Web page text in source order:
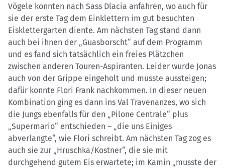
Vögele konnten nach Sass Dlacia anfahren, wo auch für
sie der erste Tag dem Einklettern im gut besuchten
Eisklettergarten diente. Am nächsten Tag stand dann
auch bei ihnen der „Guasborscht“ auf dem Programm
und es fand sich tatsächlich ein freies Plätzchen
zwischen anderen Touren-Aspiranten. Leider wurde Jonas
auch von der Grippe eingeholt und musste aussteigen;
dafür konnte Flori Frank nachkommen. In dieser neuen
Kombination ging es dann ins Val Travenanzes, wo sich
die Jungs ebenfalls für den „Pilone Centrale“ plus
„Supermario“ entschieden – „die uns Einiges
abverlangte“, wie Flori schreibt. Am nächsten Tag zog es
auch sie zur „Hruschka/Kostner“, die sie mit
durchgehend gutem Eis erwartete; im Kamin „musste der